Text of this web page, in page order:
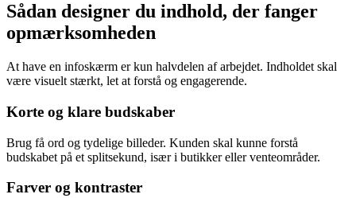
Sådan designer du indhold, der fanger
opmærksomheden
At have en infoskærm er kun halvdelen af arbejdet. Indholdet skal
være visuelt stærkt, let at forstå og engagerende.
Korte og klare budskaber
Brug få ord og tydelige billeder. Kunden skal kunne forstå
budskabet på et splitsekund, især i butikker eller venteområder.
Farver og kontraster